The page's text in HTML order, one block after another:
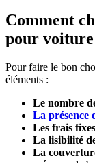
Comment
pour
Pour faire le bon
éléments :
Le nombre
La présence
Les frais
La lisibilité
La